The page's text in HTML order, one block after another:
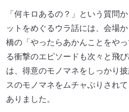
「何キロあるの？」という質問
ットをめぐるウラ話には、会場
橋の「やったらあかんことをや
る衝撃のエピソードも次々と飛
は、得意のモノマネをしっかり
スのモノマネをムチャぶりされ
ありました。